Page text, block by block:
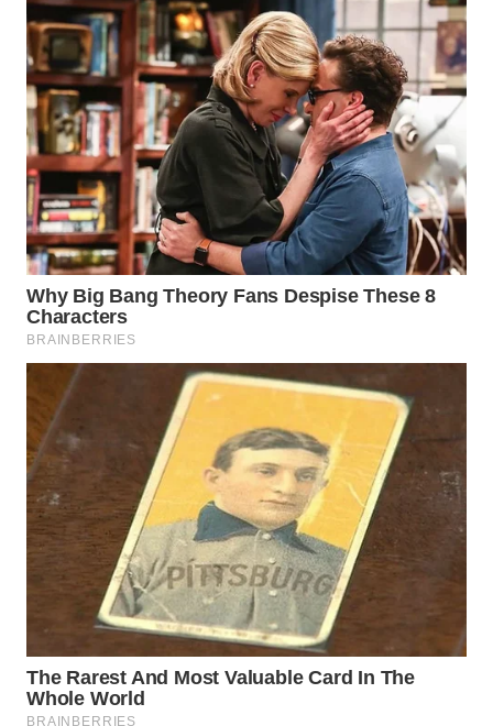
WAHANA
PERSONA
WAHANA
OTOMOTIF
WAHANA
HEALTH
WAHANA
DESA
WISATA
LAPAK
WAHANA
Wahana
Network
KONSUMEN
LISTRIK
MASYARAKAT
KELISTRIKAN
WALINKI
ID